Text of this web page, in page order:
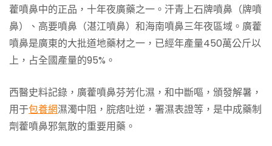
藿噴鼻中的正品，十年夜廣藥之一。汗青上石牌噴鼻（牌噴
鼻）、高要噴鼻（湛江噴鼻）和海南噴鼻三年夜區域。廣藿
噴鼻是廣東的大批道地藥材之一，已經年產量450萬公斤以
上，占全國產量的95%。
西醫史料記錄，廣藿噴鼻芬芳化濕，和中斷嘔，頒發解暑，
用于包養網濕濁中阻，脘痞吐逆，署濕表證等，是中成藥制
劑藿噴鼻邪氣散的重要用藥。